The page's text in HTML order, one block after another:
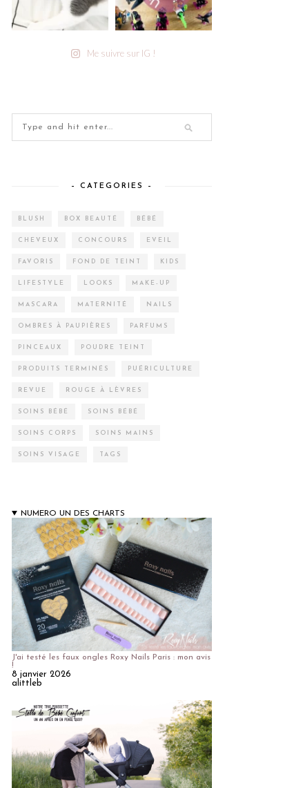
Me suivre sur IG !
– CATEGORIES –
BLUSH BOX BEAUTÉ BÉBÉ
CHEVEUX CONCOURS EVEIL
FAVORIS FOND DE TEINT KIDS
LIFESTYLE LOOKS MAKE-UP
MASCARA MATERNITÉ NAILS
OMBRES À PAUPIÈRES PARFUMS
PINCEAUX POUDRE TEINT
PRODUITS TERMINÉS PUÉRICULTURE
REVUE ROUGE À LÈVRES
SOINS BÉBÉ SOINS BÉBÉ
SOINS CORPS SOINS MAINS
SOINS VISAGE TAGS
NUMERO UN DES CHARTS
J'ai testé les faux ongles Roxy Nails Paris : mon avis
!
8 janvier 2026
alittleb